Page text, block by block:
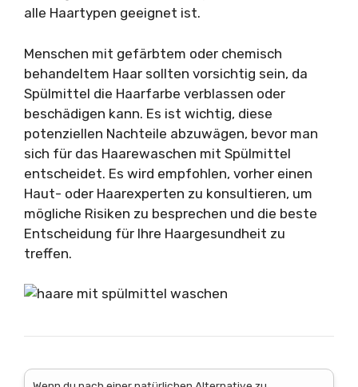
alle Haartypen geeignet ist.
Menschen mit gefärbtem oder chemisch
behandeltem Haar sollten vorsichtig sein, da
Spülmittel die Haarfarbe verblassen oder
beschädigen kann. Es ist wichtig, diese
potenziellen Nachteile abzuwägen, bevor man
sich für das Haarewaschen mit Spülmittel
entscheidet. Es wird empfohlen, vorher einen
Haut- oder Haarexperten zu konsultieren, um
mögliche Risiken zu besprechen und die beste
Entscheidung für Ihre Haargesundheit zu
treffen.